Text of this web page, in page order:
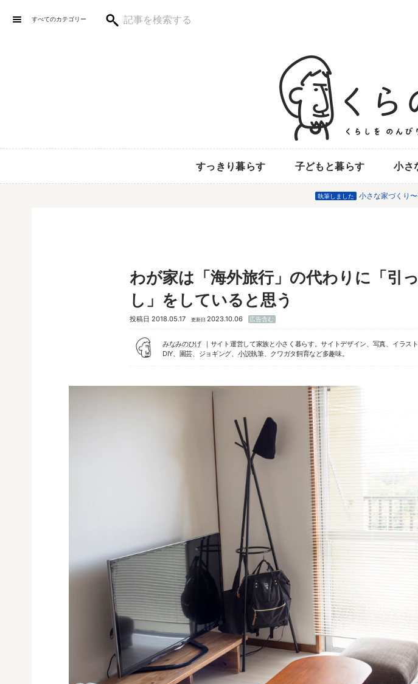
すべてのカテゴリー
すっきり暮らす 子どもと暮らす 小さ
執筆しました 小さな家づくり
わが家は「海外旅行」の代わりに「引
し」をしていると思う
投稿日 2018.05.17 更新日 2023.10.06 広告含む
みなみのひげ
サイト運営して家族と小さく暮らす。サイトデザイン、写真、イラスト
DIY、園芸、ジョギング、 小説執筆、クワガタ飼育など多趣味。